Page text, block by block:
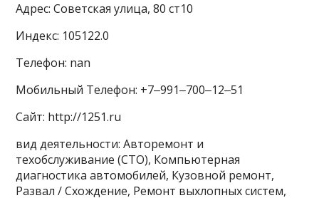
Адрес: Советская улица, 80 ст10
Индекс: 105122.0
Телефон: nan
Мобильный Телефон: +7‒991‒700‒12‒51
Сайт: http://1251.ru
вид деятельности: Авторемонт и
техобслуживание (СТО), Компьютерная
диагностика автомобилей, Кузовной ремонт,
Развал / Схождение, Ремонт выхлопных систем,